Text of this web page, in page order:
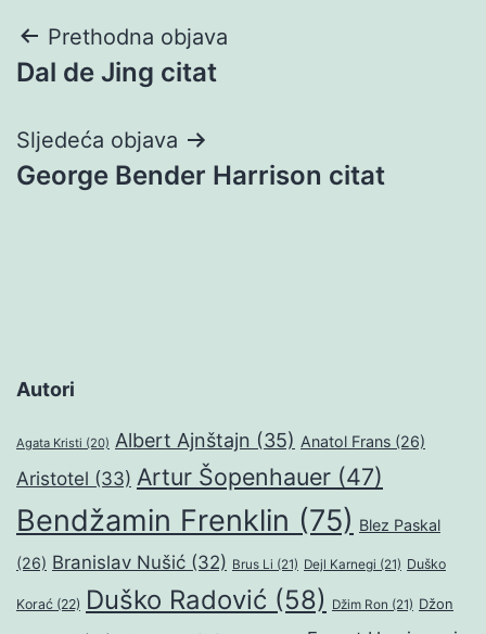
Navigacija
objava
Prethodna objava
Dal de Jing citat
Sljedeća objava
George Bender Harrison citat
Autori
Agata Kristi (20) Albert Ajnštajn (35) Anatol Frans (26)
Aristotel (33) Artur Šopenhauer (47)
Bendžamin Frenklin (75) Blez Paskal
(26) Branislav Nušić (32) Brus Li (21) Dejl Karnegi (21) Duško
Korać (22) Duško Radović (58) Džim Ron (21) Džon